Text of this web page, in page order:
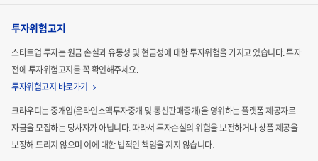
투자위험고지
스타트업 투자는 원금 손실과 유동성 및 현금성에 대한 투자위험을 가지고 있습니다.투자
전에 투자위험고지를 꼭 확인해주세요.
투자위험고지 바로가기
크라우디는 중개업(온라인소액투자중개 및 통신판매중개)을 영위하는 플랫폼 제공자로
자금을 모집하는당사자가 아닙니다. 따라서 투자손실의 위험을 보전하거나 상품 제공을
보장해 드리지 않으며 이에 대한 법적인 책임을 지지 않습니다.